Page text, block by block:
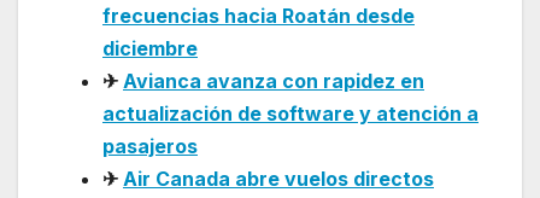
frecuencias hacia Roatán desde
diciembre
✈ Avianca avanza con rapidez en
actualización de software y atención a
pasajeros
✈ Air Canada abre vuelos directos